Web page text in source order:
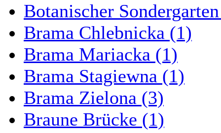
Botanischer
Brama Chlebnicka (1)
Brama Mariacka (1)
Brama Stagiewna (1)
Brama Zielona (3)
Braune Brücke (1)